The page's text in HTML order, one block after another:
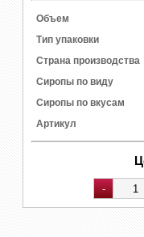
Объем
Тип упаковки
Страна производства
Сиропы по виду
Сиропы по вкусам
Артикул